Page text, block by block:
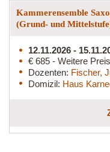
Kammerensemble
(Grund- und
12.11.2026 -
€ 685 - Weitere
Dozenten: Fischer,
Domizil: Haus